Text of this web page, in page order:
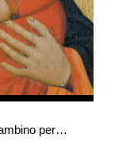
per
in